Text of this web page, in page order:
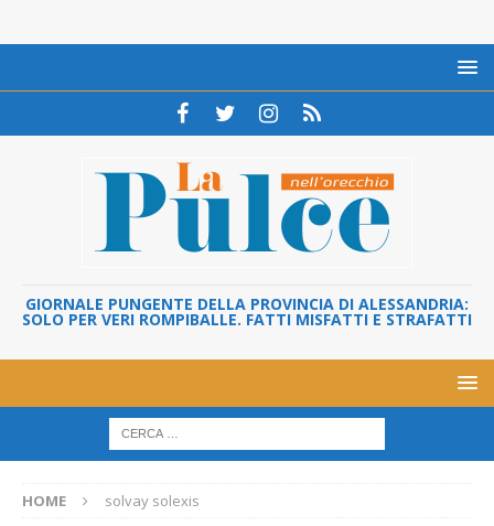
GIORNALE PUNGENTE DELLA PROVINCIA DI ALESSANDRIA:
SOLO PER VERI ROMPIBALLE. FATTI MISFATTI E STRAFATTI
HOME solvay solexis